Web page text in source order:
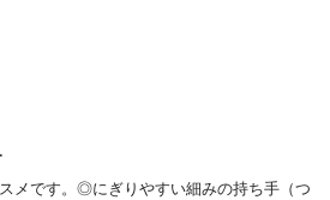
メです。◎にぎりやすい細みの持ち手（つ